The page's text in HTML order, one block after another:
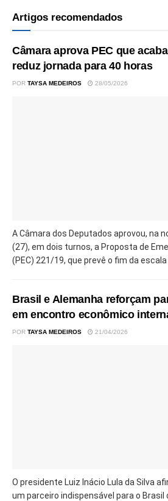
Artigos recomendados
Câmara aprova PEC que
reduz jornada para 40 horas
POR TAYSA MEDEIROS 28/05/2026
A Câmara dos Deputados aprovou, na
(27), em dois turnos, a Proposta de
(PEC) 221/19, que prevê o fim da escala
Brasil e Alemanha reforçam
em encontro econômico
POR TAYSA MEDEIROS 21/04/2026
O presidente Luiz Inácio Lula da Silva
um parceiro indispensável para o